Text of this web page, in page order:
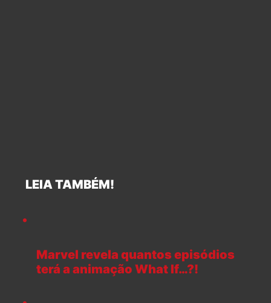
LEIA TAMBÉM!
Marvel revela quantos episódios
terá a animação What If…?!